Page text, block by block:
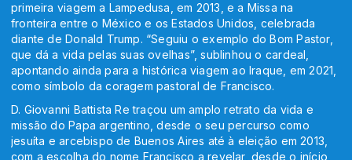
primeira viagem a Lampedusa, em 2013, e a Missa na
fronteira entre o México e os Estados Unidos, celebrada
diante de Donald Trump. “Seguiu o exemplo do Bom Pastor,
que dá a vida pelas suas ovelhas”, sublinhou o cardeal,
apontando ainda para a histórica viagem ao Iraque, em 2021,
como símbolo da coragem pastoral de Francisco.
D. Giovanni Battista Re traçou um amplo retrato da vida e
missão do Papa argentino, desde o seu percurso como
jesuíta e arcebispo de Buenos Aires até à eleição em 2013,
com a escolha do nome Francisco a revelar, desde o início,